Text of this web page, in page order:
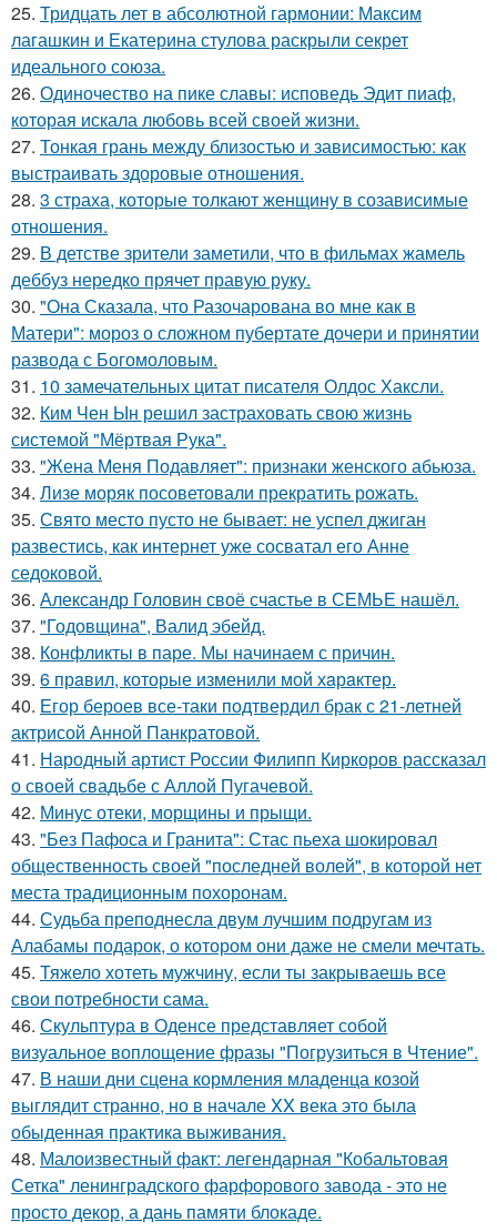
25. Тридцать лет в абсолютной гармонии: Максим
лагашкин и Екатерина стулова раскрыли секрет
идеального союза.
26. Одиночество на пике славы: исповедь Эдит пиаф,
которая искала любовь всей своей жизни.
27. Тонкая грань между близостью и зависимостью: как
выстраивать здоровые отношения.
28. 3 страха, которые толкают женщину в созависимые
отношения.
29. В детстве зрители заметили, что в фильмах жамель
деббуз нередко прячет правую руку.
30. "Она Сказала, что Разочарована во мне как в
Матери": мороз о сложном пубертате дочери и принятии
развода с Богомоловым.
31. 10 замечательных цитат писателя Олдос Хаксли.
32. Ким Чен Ын решил застраховать свою жизнь
системой "Мёртвая Рука".
33. "Жена Меня Подавляет": признаки женского абьюза.
34. Лизе моряк посоветовали прекратить рожать.
35. Свято место пусто не бывает: не успел джиган
развестись, как интернет уже сосватал его Анне
седоковой.
36. Александр Головин своё счастье в СЕМЬЕ нашёл.
37. "Годовщина", Валид эбейд.
38. Конфликты в паре. Мы начинаем с причин.
39. 6 прaвил, которые изменили мой хaрaктер.
40. Егор бероев все-таки подтвердил брак с 21-летней
актрисой Анной Панкратовой.
41. Народный артист России Филипп Киркоров рассказал
о своей свадьбе с Аллой Пугачевой.
42. Минус отеки, морщины и прыщи.
43. "Без Пафоса и Гранита": Стас пьеха шокировал
общественность своей "последней волей", в которой нет
места традиционным похоронам.
44. Судьба преподнесла двум лучшим подругам из
Алабамы подарок, о котором они даже не смели мечтать.
45. Тяжело хотеть мужчину, если ты закрываешь все
свои потребности сама.
46. Скульптура в Оденсе представляет собой
визуальное воплощение фразы "Погрузиться в Чтение".
47. В наши дни сцена кормления младенца козой
выглядит странно, но в начале XX века это была
обыденная практика выживания.
48. Малоизвестный факт: легендарная "Кобальтовая
Сетка" ленинградского фарфорового завода - это не
просто декор, а дань памяти блокаде.